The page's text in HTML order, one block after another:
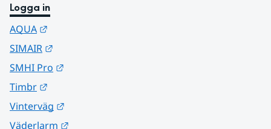
Logga in
AQUA
SIMAIR
SMHI Pro
Timbr
Vinterväg
Väderlarm